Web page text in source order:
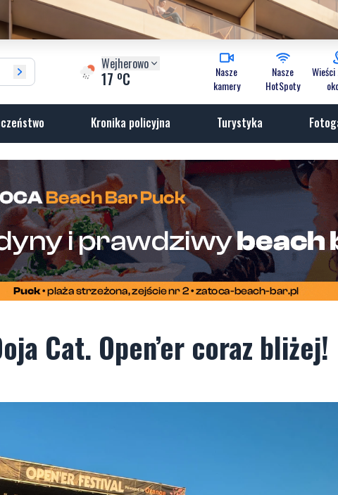
Wejherowo
17 oC
Nasze
kamery
Nasze
HotSpoty
Kronika policyjna Turystyka
Cat. Open’er coraz bliżej!